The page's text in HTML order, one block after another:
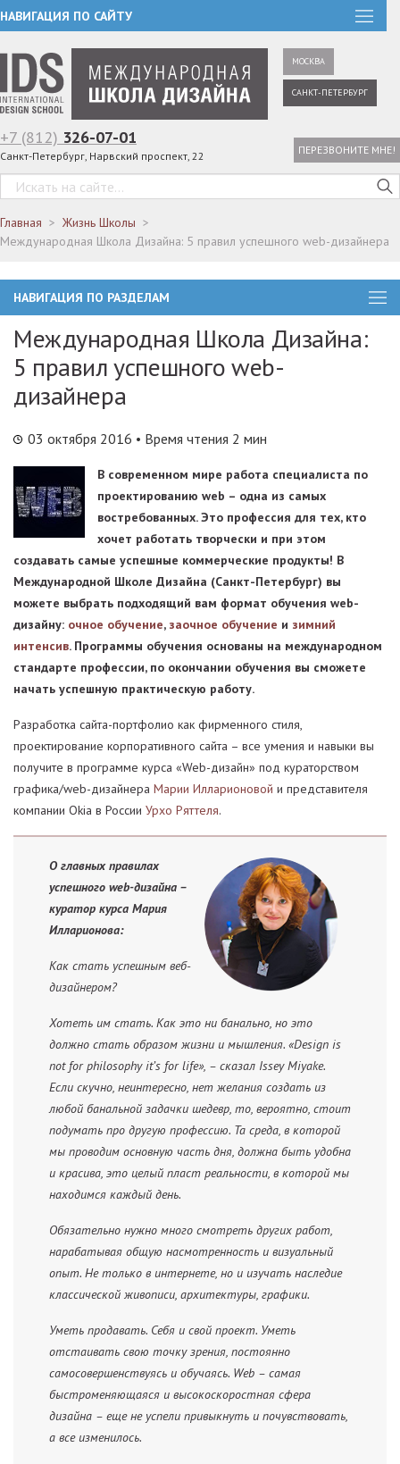
НАВИГАЦИЯ ПО САЙТУ
МОСКВА
САНКТ-ПЕТЕРБУРГ
+7 (812) 326-07-01
Санкт-Петербург, Нарвский проспект, 22 ПЕРЕЗВОНИТЕ МНЕ!
Главная
Жизнь Школы
Международная Школа Дизайна: 5 правил успешного web-дизайнера
НАВИГАЦИЯ ПО РАЗДЕЛАМ
Международная Школа Дизайна:
5 правил успешного web-
дизайнера
03 октября 2016 • Время чтения 2 мин
В современном мире работа специалиста по
проектированию web – одна из самых
востребованных. Это профессия для тех, кто
хочет работать творчески и при этом
создавать самые успешные коммерческие продукты! В
Международной Школе Дизайна (Санкт-Петербург) вы
можете выбрать подходящий вам формат обучения web-
дизайну: очное обучение, заочное обучение и зимний
интенсив. Программы обучения основаны на международном
стандарте профессии, по окончании обучения вы сможете
начать успешную практическую работу.
Разработка сайта-портфолио как фирменного стиля,
проектирование корпоративного сайта – все умения и навыки вы
получите в программе курса «Web-дизайн» под кураторством
графика/web-дизайнера Марии Илларионовой и представителя
компании Okia в России Урхо Ряттеля.
О главных правилах
успешного web-дизайна –
куратор курса Мария
Илларионова:
Как стать успешным веб-
дизайнером?
Хотеть им стать. Как это ни банально, но это
должно стать образом жизни и мышления. «Design is
not for philosophy it’s for life», – сказал Issey Miyake.
Если скучно, неинтересно, нет желания создать из
любой банальной задачки шедевр, то, вероятно, стоит
подумать про другую профессию. Та среда, в которой
мы проводим основную часть дня, должна быть удобна
и красива, это целый пласт реальности, в которой мы
находимся каждый день.
Обязательно нужно много смотреть других работ,
нарабатывая общую насмотренность и визуальный
опыт. Не только в интернете, но и изучать наследие
классической живописи, архитектуры, графики.
Уметь продавать. Себя и свой проект. Уметь
отстаивать свою точку зрения, постоянно
самосовершенствуясь и обучаясь. Web – самая
быстроменяющаяся и высокоскоростная сфера
дизайна – еще не успели привыкнуть и почувствовать,
а все изменилось.